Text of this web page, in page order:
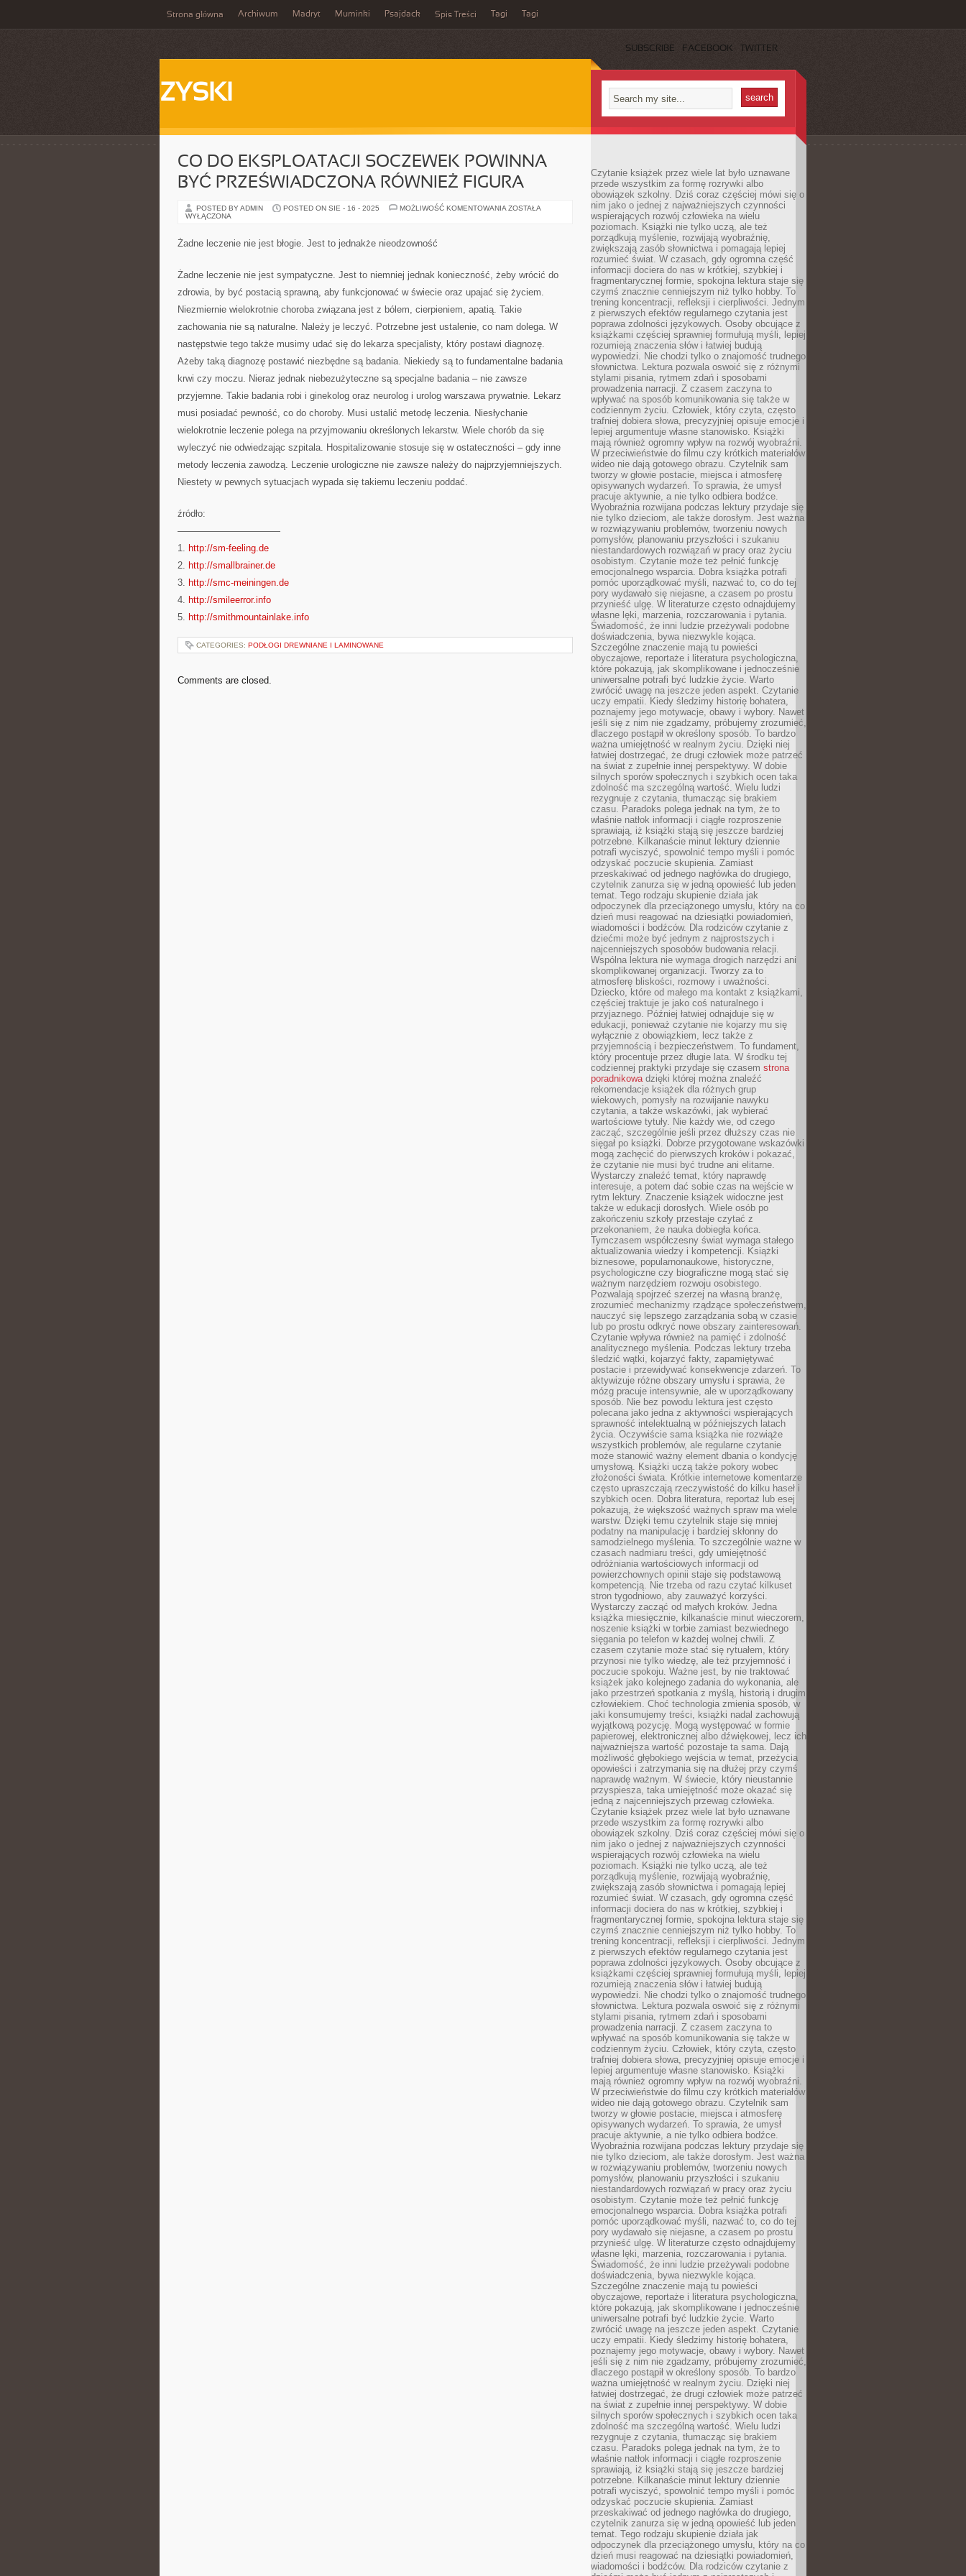
Strona główna Archiwum Madryt Muminki Psajdack Spis Treści Tagi Tagi
SUBSCRIBE FACEBOOK TWITTER
ZYSKI
CO DO EKSPLOATACJI SOCZEWEK POWINNA
BYĆ PRZEŚWIADCZONA RÓWNIEŻ FIGURA
POSTED BY ADMIN POSTED ON SIE - 16 - 2025 MOŻLIWOŚĆ KOMENTOWANIA CO
FIGURA
ZOSTAŁA
WYŁĄCZONA
Żadne leczenie nie jest błogie. Jest to jednakże nieodzowność
Żadne leczenie nie jest sympatyczne. Jest to niemniej jednak konieczność, żeby wrócić do
zdrowia, by być postacią sprawną, aby funkcjonować w świecie oraz upajać się życiem.
Niezmiernie wielokrotnie choroba związana jest z bólem, cierpieniem, apatią. Takie
zachowania nie są naturalne. Należy je leczyć. Potrzebne jest ustalenie, co nam dolega. W
następstwie tego także musimy udać się do lekarza specjalisty, który postawi diagnozę.
Ażeby taką diagnozę postawić niezbędne są badania. Niekiedy są to fundamentalne badania
krwi czy moczu. Nieraz jednak niebezużyteczne są specjalne badania – nie zawsze
przyjemne. Takie badania robi i ginekolog oraz neurolog i urolog warszawa prywatnie. Lekarz
musi posiadać pewność, co do choroby. Musi ustalić metodę leczenia. Niesłychanie
wielokrotnie leczenie polega na przyjmowaniu określonych lekarstw. Wiele chorób da się
wyleczyć nie odwiedzając szpitala. Hospitalizowanie stosuje się w ostateczności – gdy inne
metody leczenia zawodzą. Leczenie urologiczne nie zawsze należy do najprzyjemniejszych.
Niestety w pewnych sytuacjach wypada się takiemu leczeniu poddać.
źródło:
———————————
1. http://sm-feeling.de
2. http://smallbrainer.de
3. http://smc-meiningen.de
4. http://smileerror.info
5. http://smithmountainlake.info
CATEGORIES: PODŁOGI DREWNIANE I LAMINOWANE
Comments are closed.
Czytanie książek przez wiele lat było uznawane
przede wszystkim za formę rozrywki albo
obowiązek szkolny. Dziś coraz częściej mówi się o
nim jako o jednej z najważniejszych czynności
wspierających rozwój człowieka na wielu
poziomach. Książki nie tylko uczą, ale też
porządkują myślenie, rozwijają wyobraźnię,
zwiększają zasób słownictwa i pomagają lepiej
rozumieć świat. W czasach, gdy ogromna część
informacji dociera do nas w krótkiej, szybkiej i
fragmentarycznej formie, spokojna lektura staje się
czymś znacznie cenniejszym niż tylko hobby. To
trening koncentracji, refleksji i cierpliwości. Jednym
z pierwszych efektów regularnego czytania jest
poprawa zdolności językowych. Osoby obcujące z
książkami częściej sprawniej formułują myśli, lepiej
rozumieją znaczenia słów i łatwiej budują
wypowiedzi. Nie chodzi tylko o znajomość trudnego
słownictwa. Lektura pozwala oswoić się z różnymi
stylami pisania, rytmem zdań i sposobami
prowadzenia narracji. Z czasem zaczyna to
wpływać na sposób komunikowania się także w
codziennym życiu. Człowiek, który czyta, często
trafniej dobiera słowa, precyzyjniej opisuje emocje i
lepiej argumentuje własne stanowisko. Książki
mają również ogromny wpływ na rozwój wyobraźni.
W przeciwieństwie do filmu czy krótkich materiałów
wideo nie dają gotowego obrazu. Czytelnik sam
tworzy w głowie postacie, miejsca i atmosferę
opisywanych wydarzeń. To sprawia, że umysł
pracuje aktywnie, a nie tylko odbiera bodźce.
Wyobraźnia rozwijana podczas lektury przydaje się
nie tylko dzieciom, ale także dorosłym. Jest ważna
w rozwiązywaniu problemów, tworzeniu nowych
pomysłów, planowaniu przyszłości i szukaniu
niestandardowych rozwiązań w pracy oraz życiu
osobistym. Czytanie może też pełnić funkcję
emocjonalnego wsparcia. Dobra książka potrafi
pomóc uporządkować myśli, nazwać to, co do tej
pory wydawało się niejasne, a czasem po prostu
przynieść ulgę. W literaturze często odnajdujemy
własne lęki, marzenia, rozczarowania i pytania.
Świadomość, że inni ludzie przeżywali podobne
doświadczenia, bywa niezwykle kojąca.
Szczególne znaczenie mają tu powieści
obyczajowe, reportaże i literatura psychologiczna,
które pokazują, jak skomplikowane i jednocześnie
uniwersalne potrafi być ludzkie życie. Warto
zwrócić uwagę na jeszcze jeden aspekt. Czytanie
uczy empatii. Kiedy śledzimy historię bohatera,
poznajemy jego motywacje, obawy i wybory. Nawet
jeśli się z nim nie zgadzamy, próbujemy zrozumieć,
dlaczego postąpił w określony sposób. To bardzo
ważna umiejętność w realnym życiu. Dzięki niej
łatwiej dostrzegać, że drugi człowiek może patrzeć
na świat z zupełnie innej perspektywy. W dobie
silnych sporów społecznych i szybkich ocen taka
zdolność ma szczególną wartość. Wielu ludzi
rezygnuje z czytania, tłumacząc się brakiem
czasu. Paradoks polega jednak na tym, że to
właśnie natłok informacji i ciągłe rozproszenie
sprawiają, iż książki stają się jeszcze bardziej
potrzebne. Kilkanaście minut lektury dziennie
potrafi wyciszyć, spowolnić tempo myśli i pomóc
odzyskać poczucie skupienia. Zamiast
przeskakiwać od jednego nagłówka do drugiego,
czytelnik zanurza się w jedną opowieść lub jeden
temat. Tego rodzaju skupienie działa jak
odpoczynek dla przeciążonego umysłu, który na co
dzień musi reagować na dziesiątki powiadomień,
wiadomości i bodźców. Dla rodziców czytanie z
dziećmi może być jednym z najprostszych i
najcenniejszych sposobów budowania relacji.
Wspólna lektura nie wymaga drogich narzędzi ani
skomplikowanej organizacji. Tworzy za to
atmosferę bliskości, rozmowy i uważności.
Dziecko, które od małego ma kontakt z książkami,
częściej traktuje je jako coś naturalnego i
przyjaznego. Później łatwiej odnajduje się w
edukacji, ponieważ czytanie nie kojarzy mu się
wyłącznie z obowiązkiem, lecz także z
przyjemnością i bezpieczeństwem. To fundament,
który procentuje przez długie lata. W środku tej
codziennej praktyki przydaje się czasem strona
poradnikowadzięki której można znaleźć
rekomendacje książek dla różnych grup
wiekowych, pomysły na rozwijanie nawyku
czytania, a także wskazówki, jak wybierać
wartościowe tytuły. Nie każdy wie, od czego
zacząć, szczególnie jeśli przez dłuższy czas nie
sięgał po książki. Dobrze przygotowane wskazówki
mogą zachęcić do pierwszych kroków i pokazać,
że czytanie nie musi być trudne ani elitarne.
Wystarczy znaleźć temat, który naprawdę
interesuje, a potem dać sobie czas na wejście w
rytm lektury. Znaczenie książek widoczne jest
także w edukacji dorosłych. Wiele osób po
zakończeniu szkoły przestaje czytać z
przekonaniem, że nauka dobiegła końca.
Tymczasem współczesny świat wymaga stałego
aktualizowania wiedzy i kompetencji. Książki
biznesowe, popularnonaukowe, historyczne,
psychologiczne czy biograficzne mogą stać się
ważnym narzędziem rozwoju osobistego.
Pozwalają spojrzeć szerzej na własną branżę,
zrozumieć mechanizmy rządzące społeczeństwem,
nauczyć się lepszego zarządzania sobą w czasie
lub po prostu odkryć nowe obszary zainteresowań.
Czytanie wpływa również na pamięć i zdolność
analitycznego myślenia. Podczas lektury trzeba
śledzić wątki, kojarzyć fakty, zapamiętywać
postacie i przewidywać konsekwencje zdarzeń. To
aktywizuje różne obszary umysłu i sprawia, że
mózg pracuje intensywnie, ale w uporządkowany
sposób. Nie bez powodu lektura jest często
polecana jako jedna z aktywności wspierających
sprawność intelektualną w późniejszych latach
życia. Oczywiście sama książka nie rozwiąże
wszystkich problemów, ale regularne czytanie
może stanowić ważny element dbania o kondycję
umysłową. Książki uczą także pokory wobec
złożoności świata. Krótkie internetowe komentarze
często upraszczają rzeczywistość do kilku haseł i
szybkich ocen. Dobra literatura, reportaż lub esej
pokazują, że większość ważnych spraw ma wiele
warstw. Dzięki temu czytelnik staje się mniej
podatny na manipulację i bardziej skłonny do
samodzielnego myślenia. To szczególnie ważne w
czasach nadmiaru treści, gdy umiejętność
odróżniania wartościowych informacji od
powierzchownych opinii staje się podstawową
kompetencją. Nie trzeba od razu czytać kilkuset
stron tygodniowo, aby zauważyć korzyści.
Wystarczy zacząć od małych kroków. Jedna
książka miesięcznie, kilkanaście minut wieczorem,
noszenie książki w torbie zamiast bezwiednego
sięgania po telefon w każdej wolnej chwili. Z
czasem czytanie może stać się rytuałem, który
przynosi nie tylko wiedzę, ale też przyjemność i
poczucie spokoju. Ważne jest, by nie traktować
książek jako kolejnego zadania do wykonania, ale
jako przestrzeń spotkania z myślą, historią i drugim
człowiekiem. Choć technologia zmienia sposób, w
jaki konsumujemy treści, książki nadal zachowują
wyjątkową pozycję. Mogą występować w formie
papierowej, elektronicznej albo dźwiękowej, lecz ich
najważniejsza wartość pozostaje ta sama. Dają
możliwość głębokiego wejścia w temat, przeżycia
opowieści i zatrzymania się na dłużej przy czymś
naprawdę ważnym. W świecie, który nieustannie
przyspiesza, taka umiejętność może okazać się
jedną z najcenniejszych przewag człowieka.
Czytanie książek przez wiele lat było uznawane
przede wszystkim za formę rozrywki albo
obowiązek szkolny. Dziś coraz częściej mówi się o
nim jako o jednej z najważniejszych czynności
wspierających rozwój człowieka na wielu
poziomach. Książki nie tylko uczą, ale też
porządkują myślenie, rozwijają wyobraźnię,
zwiększają zasób słownictwa i pomagają lepiej
rozumieć świat. W czasach, gdy ogromna część
informacji dociera do nas w krótkiej, szybkiej i
fragmentarycznej formie, spokojna lektura staje się
czymś znacznie cenniejszym niż tylko hobby. To
trening koncentracji, refleksji i cierpliwości. Jednym
z pierwszych efektów regularnego czytania jest
poprawa zdolności językowych. Osoby obcujące z
książkami częściej sprawniej formułują myśli, lepiej
rozumieją znaczenia słów i łatwiej budują
wypowiedzi. Nie chodzi tylko o znajomość trudnego
słownictwa. Lektura pozwala oswoić się z różnymi
stylami pisania, rytmem zdań i sposobami
prowadzenia narracji. Z czasem zaczyna to
wpływać na sposób komunikowania się także w
codziennym życiu. Człowiek, który czyta, często
trafniej dobiera słowa, precyzyjniej opisuje emocje i
lepiej argumentuje własne stanowisko. Książki
mają również ogromny wpływ na rozwój wyobraźni.
W przeciwieństwie do filmu czy krótkich materiałów
wideo nie dają gotowego obrazu. Czytelnik sam
tworzy w głowie postacie, miejsca i atmosferę
opisywanych wydarzeń. To sprawia, że umysł
pracuje aktywnie, a nie tylko odbiera bodźce.
Wyobraźnia rozwijana podczas lektury przydaje się
nie tylko dzieciom, ale także dorosłym. Jest ważna
w rozwiązywaniu problemów, tworzeniu nowych
pomysłów, planowaniu przyszłości i szukaniu
niestandardowych rozwiązań w pracy oraz życiu
osobistym. Czytanie może też pełnić funkcję
emocjonalnego wsparcia. Dobra książka potrafi
pomóc uporządkować myśli, nazwać to, co do tej
pory wydawało się niejasne, a czasem po prostu
przynieść ulgę. W literaturze często odnajdujemy
własne lęki, marzenia, rozczarowania i pytania.
Świadomość, że inni ludzie przeżywali podobne
doświadczenia, bywa niezwykle kojąca.
Szczególne znaczenie mają tu powieści
obyczajowe, reportaże i literatura psychologiczna,
które pokazują, jak skomplikowane i jednocześnie
uniwersalne potrafi być ludzkie życie. Warto
zwrócić uwagę na jeszcze jeden aspekt. Czytanie
uczy empatii. Kiedy śledzimy historię bohatera,
poznajemy jego motywacje, obawy i wybory. Nawet
jeśli się z nim nie zgadzamy, próbujemy zrozumieć,
dlaczego postąpił w określony sposób. To bardzo
ważna umiejętność w realnym życiu. Dzięki niej
łatwiej dostrzegać, że drugi człowiek może patrzeć
na świat z zupełnie innej perspektywy. W dobie
silnych sporów społecznych i szybkich ocen taka
zdolność ma szczególną wartość. Wielu ludzi
rezygnuje z czytania, tłumacząc się brakiem
czasu. Paradoks polega jednak na tym, że to
właśnie natłok informacji i ciągłe rozproszenie
sprawiają, iż książki stają się jeszcze bardziej
potrzebne. Kilkanaście minut lektury dziennie
potrafi wyciszyć, spowolnić tempo myśli i pomóc
odzyskać poczucie skupienia. Zamiast
przeskakiwać od jednego nagłówka do drugiego,
czytelnik zanurza się w jedną opowieść lub jeden
temat. Tego rodzaju skupienie działa jak
odpoczynek dla przeciążonego umysłu, który na co
dzień musi reagować na dziesiątki powiadomień,
wiadomości i bodźców. Dla rodziców czytanie z